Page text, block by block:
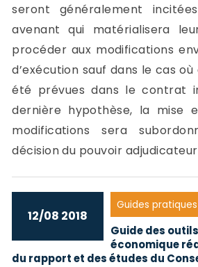
seront généralement
avenant qui matérialisera
procéder aux modifications
d’exécution sauf dans le cas
été prévues dans le contrat
dernière hypothèse, la mise
modifications sera
décision du pouvoir
Guides pratiques
12/08 2018
Guide des
économique
du rapport et des études du